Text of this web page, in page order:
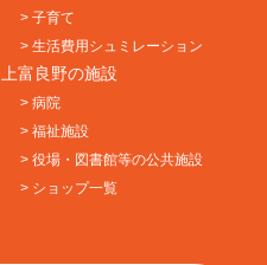
> 子育て
> 生活費用シュミレーション
上富良野の施設
> 病院
> 福祉施設
> 役場・図書館等の公共施設
> ショップ一覧